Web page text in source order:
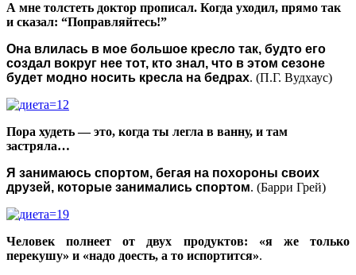
А мне толстеть доктор прописал. Когда уходил, прямо так
и сказал: “Поправляйтесь!”
Она влилась в мое большое кресло так, будто его
создал вокруг нее тот, кто знал, что в этом сезоне
будет модно носить кресла на бедрах. (П.Г. Вудхаус)
Пора худеть — это, когда ты легла в ванну, и там
застряла…
Я занимаюсь спортом, бегая на похороны своих
друзей, которые занимались спортом. (Барри Грей)
Человек полнеет от двух продуктов: «я же только
перекушу» и «надо доесть, а то испортится».